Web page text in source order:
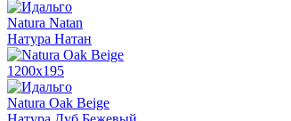
Natura Natan
Натура Натан
1200x195
Natura Oak Beige